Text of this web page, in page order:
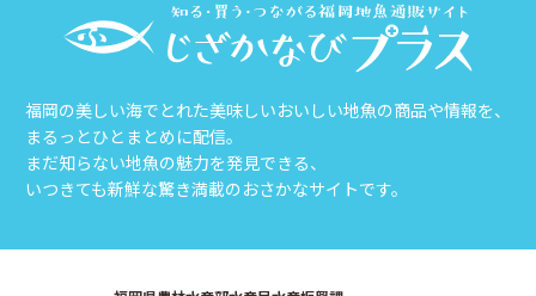
福岡の美しい海でとれた美味しいおいしい地魚の商品や情報を、
まるっとひとまとめに配信。
まだ知らない地魚の魅力を発見できる、
いつきても新鮮な驚き満載のおさかなサイトです。